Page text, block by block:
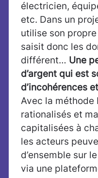
électricien,
etc. Dans un
utilise son
saisit donc les
différent… Une
d’argent qui est
d’incohérences
Avec la méthode
rationalisés et
capitalisées à
les acteurs
d’ensemble sur
via une